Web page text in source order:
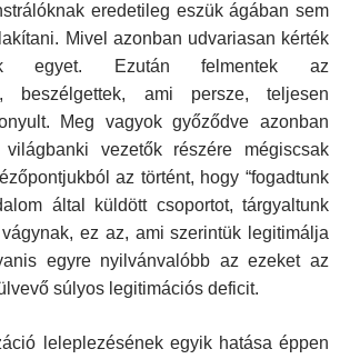
eredetileg eszük ágában sem
Mivel azonban udvariasan kérték
egyet. Ezután felmentek az
beszélgettek, ami persze, teljesen
Meg vagyok győződve azonban
vezetők részére mégiscsak
az történt, hogy “fogadtunk
által küldött csoportot, tárgyaltunk
ez az, ami szerintük legitimálja
egyre nyilvánvalóbb az ezeket az
súlyos legitimációs deficit.
leleplezésének egyik hatása éppen